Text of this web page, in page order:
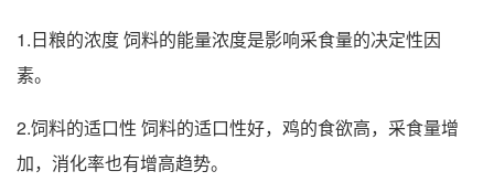
1.日粮的浓度 饲料的能量浓度是影响采食量的决定性因
素。
2.饲料的适口性 饲料的适口性好，鸡的食欲高，采食量增
加，消化率也有增高趋势。